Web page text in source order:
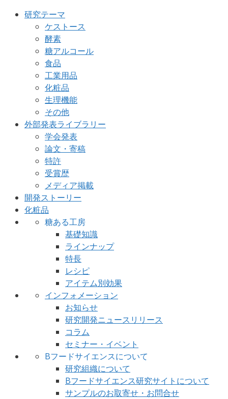
研究テーマ
ケストース
酵素
糖アルコール
食品
工業用品
化粧品
生理機能
その他
外部発表ライブラリー
学会発表
論文・寄稿
特許
受賞歴
メディア掲載
開発ストーリー
化粧品
糖ある工房
基礎知識
ラインナップ
特長
レシピ
アイテム別効果
インフォメーション
お知らせ
研究開発ニュースリリース
コラム
セミナー・イベント
Bフードサイエンスについて
研究組織について
Bフードサイエンス研究サイトについて
サンプルのお取寄せ・お問合せ